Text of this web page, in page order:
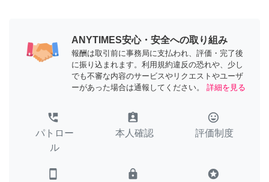
ANYTIMES安心・安全への取り組み
報酬は取引前に事務局に支払われ、評価・完了後
に振り込まれます。利用規約違反の恐れや、少し
でも不審な内容のサービスやリクエストやユーザ
ーがあった場合は通報してください。
詳細を見る
perm_phone_msg
パトロー
ル
assignment_ind
本人確認
tag_faces
評価制度
smartphone lock stars